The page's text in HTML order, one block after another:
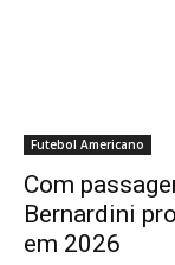
Futebol Americano
Com
Bernardini
em 2026